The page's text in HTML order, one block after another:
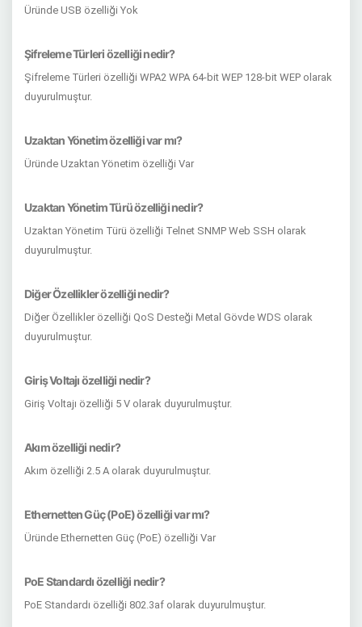
Üründe USB özelliği Yok
Şifreleme Türleri özelliği nedir?
Şifreleme Türleri özelliği WPA2 WPA 64-bit WEP 128-bit WEP olarak
duyurulmuştur.
Uzaktan Yönetim özelliği var mı?
Üründe Uzaktan Yönetim özelliği Var
Uzaktan Yönetim Türü özelliği nedir?
Uzaktan Yönetim Türü özelliği Telnet SNMP Web SSH olarak
duyurulmuştur.
Diğer Özellikler özelliği nedir?
Diğer Özellikler özelliği QoS Desteği Metal Gövde WDS olarak
duyurulmuştur.
Giriş Voltajı özelliği nedir?
Giriş Voltajı özelliği 5 V olarak duyurulmuştur.
Akım özelliği nedir?
Akım özelliği 2.5 A olarak duyurulmuştur.
Ethernetten Güç (PoE) özelliği var mı?
Üründe Ethernetten Güç (PoE) özelliği Var
PoE Standardı özelliği nedir?
PoE Standardı özelliği 802.3af olarak duyurulmuştur.